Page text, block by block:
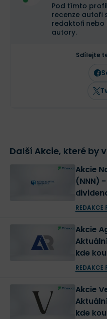
Pod tímto
recenze autoři
redaktoři nebo
autory.
Sdílejte
Další Akcie, které by
Akcie
(NNN) - Aktuální cena, graf,
REDAKCE
Akcie
kde
REDAKCE
Akcie
kde